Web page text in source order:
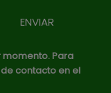
Para
contacto en el